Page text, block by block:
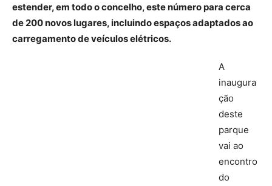
estender, em todo o concelho, este número para cerca
de 200 novos lugares, incluindo espaços adaptados ao
carregamento de veículos elétricos.
A
inaugura
ção
deste
parque
vai ao
encontro
do